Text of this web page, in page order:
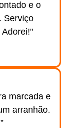
e o
Serviço
marcada e
arranhão.